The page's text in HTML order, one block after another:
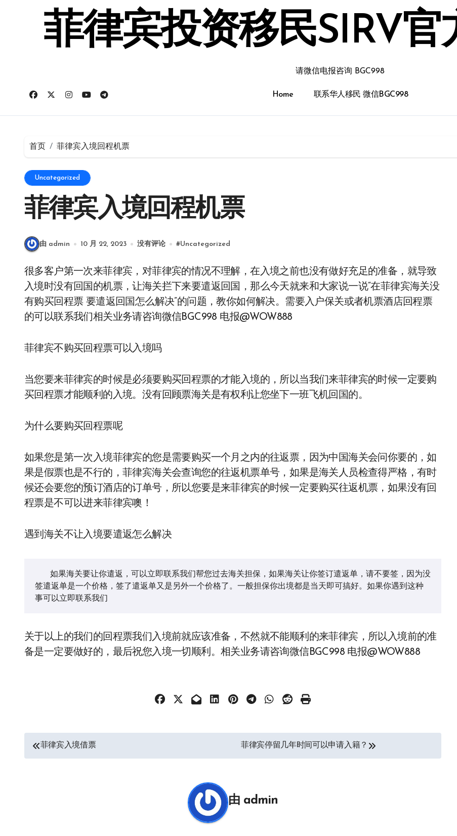
菲律宾投资移民SIRV官
请微信电报咨询 BGC998
Home 联系华人移民 微信BGC998
首页 菲律宾入境回程机票
Uncategorized
菲律宾入境回程机票
由 admin 10 月 22, 2023 没有评论 #Uncategorized
很多客户第一次来菲律宾，对菲律宾的情况不理解，在入境之前也没有做好充足的准备，就导致
入境时没有回国的机票，让海关拦下来要遣返回国，那么今天就来和大家说一说“在菲律宾海关没
有购买回程票 要遣返回国怎么解决”的问题，教你如何解决。需要入户保关或者机票酒店回程票
的可以联系我们相关业务请咨询微信BGC998 电报@WOW888
菲律宾不购买回程票可以入境吗
当您要来菲律宾的时候是必须要购买回程票的才能入境的，所以当我们来菲律宾的时候一定要购
买回程票才能顺利的入境。没有回顾票海关是有权利让您坐下一班飞机回国的。
为什么要购买回程票呢
如果您是第一次入境菲律宾的您是需要购买一个月之内的往返票，因为中国海关会问你要的，如
果是假票也是不行的，菲律宾海关会查询您的往返机票单号，如果是海关人员检查得严格，有时
候还会要您的预订酒店的订单号，所以您要是来菲律宾的时候一定要购买往返机票，如果没有回
程票是不可以进来菲律宾噢！
遇到海关不让入境要遣返怎么解决
签遣返单是一个价格，签了遣返单又是另外一个价格了。一般担保你出境都是当天即可搞好。如果你遇到这种
事可以立即联系我们
关于以上的我们的回程票我们入境前就应该准备，不然就不能顺利的来菲律宾，所以入境前的准
备是一定要做好的，最后祝您入境一切顺利。相关业务请咨询微信BGC998 电报@WOW888
文菲律宾入境借票 菲律宾停留几年时间可以申请入籍？
由 admin